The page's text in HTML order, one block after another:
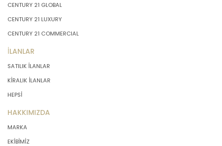
CENTURY 21 GLOBAL
CENTURY 21 LUXURY
CENTURY 21 COMMERCIAL
İLANLAR
SATILIK İLANLAR
KİRALIK İLANLAR
HEPSİ
HAKKIMIZDA
MARKA
EKİBİMİZ